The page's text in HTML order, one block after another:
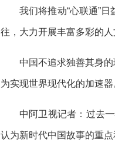
我们将推动“心联通”
往，大力开展丰富多彩的
中国不追求独善其身
为实现世界现代化的加速器
中阿卫视记者：过去
认为新时代中国故事的重